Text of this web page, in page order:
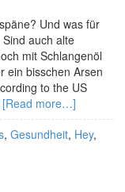
Und was für
auch alte
mit Schlangenöl
ein bisschen Arsen
to the US
[Read more…]
, Gesundheit, Hey,